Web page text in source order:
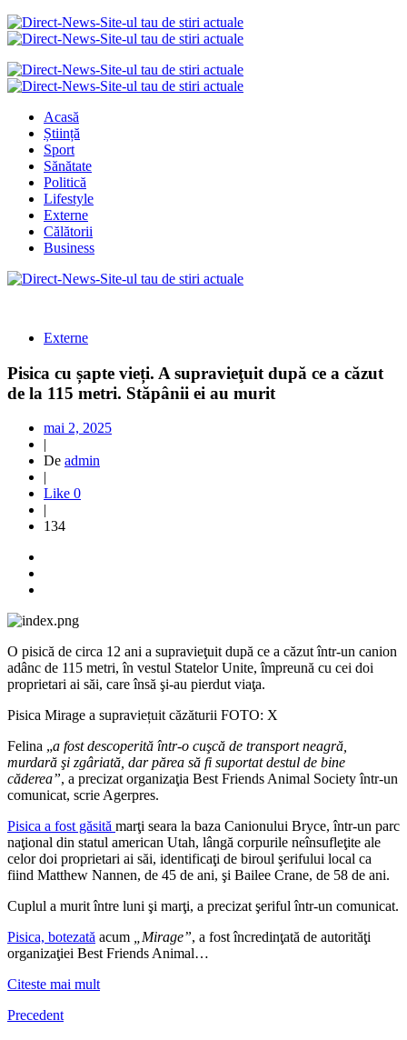
Acasă
Știință
Sport
Sănătate
Politică
Lifestyle
Externe
Călătorii
Business
Externe
Pisica cu șapte vieți. A supravieţuit după ce a căzut
de la 115 metri. Stăpânii ei au murit
mai 2, 2025
|
De admin
|
Like 0
|
134
O pisică de circa 12 ani a supravieţuit după ce a căzut într-un canion
adânc de 115 metri, în vestul Statelor Unite, împreună cu cei doi
proprietari ai săi, care însă şi-au pierdut viaţa.
Pisica Mirage a supraviețuit căzăturii FOTO: X
Felina „a fost descoperită într-o cuşcă de transport neagră,
murdară şi zgâriată, dar părea să fi suportat destul de bine
căderea”, a precizat organizaţia Best Friends Animal Society într-un
comunicat, scrie Agerpres.
Pisica a fost găsită marţi seara la baza Canionului Bryce, într-un parc
naţional din statul american Utah, lângă corpurile neînsufleţite ale
celor doi proprietari ai săi, identificaţi de biroul şerifului local ca
fiind Matthew Nannen, de 45 de ani, şi Bailee Crane, de 58 de ani.
Cuplul a murit între luni şi marţi, a precizat şeriful într-un comunicat.
Pisica, botezată acum „Mirage”, a fost încredinţată de autorităţi
organizaţiei Best Friends Animal…
Citeste mai mult
Precedent